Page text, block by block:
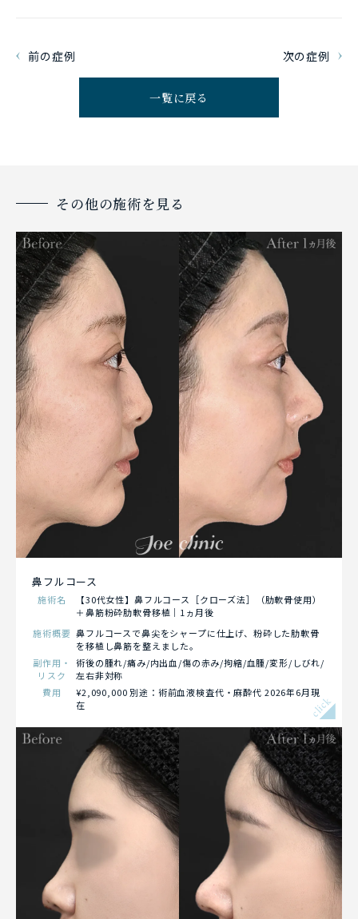
前の症例 次の症例
一覧に戻る
その他の施術を見る
鼻フルコース
施術名
【30代女性】鼻フルコース［クローズ法］（肋軟骨使用）
＋鼻筋粉砕肋軟骨移植｜1ヵ月後
施術概要 鼻フルコースで鼻尖をシャープに仕上げ、粉砕した肋軟骨
を移植し鼻筋を整えました。
副作用・
リスク
術後の腫れ/痛み/内出血/傷の赤み/拘縮/血腫/変形/しびれ/
左右非対称
費用
¥2,090,000 別途：術前血液検査代・麻酔代 2026年6月現
在
click